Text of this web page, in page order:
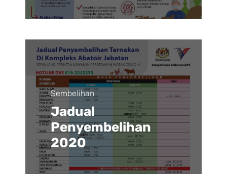
Sembelihan
Jadual
Penyembelihan
2020